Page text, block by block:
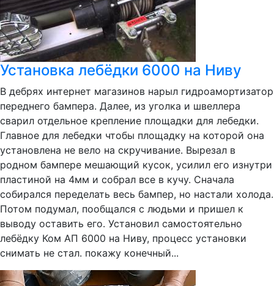
Установка лебёдки 6000 на Ниву
В дебрях интернет магазинов нарыл гидроамортизатор
переднего бампера. Далее, из уголка и швеллера
сварил отдельное крепление площадки для лебедки.
Главное для лебедки чтобы площадку на которой она
установлена не вело на скручивание. Вырезал в
родном бампере мешающий кусок, усилил его изнутри
пластиной на 4мм и собрал все в кучу. Сначала
собирался переделать весь бампер, но настали холода.
Потом подумал, пообщался с людьми и пришел к
выводу оставить его. Установил самостоятельно
лебёдку Ком АП 6000 на Ниву, процесс установки
снимать не стал. покажу конечный...